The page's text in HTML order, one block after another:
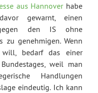
aus Hannoverhabe
gewarnt, einen
gegen den IS ohne
zu genehmigen. Wenn
will, bedarf das einer
weil man
Handlungen
eindeutig. Ich kann